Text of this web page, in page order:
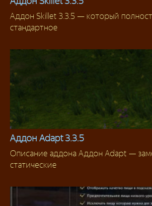
Аддоны 3.3.5
Аддон Skillet 3.3.5 — который
стандартное
Аддоны для интерфейса
Аддон Adapt 3.3.5
Описание аддона Аддон Adapt —
статические